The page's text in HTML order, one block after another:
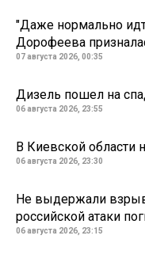
"Даже нормально
Дорофеева
07 августа 2026, 00:35
Дизель пошел на
06 августа 2026, 23:55
В Киевской области
06 августа 2026, 23:30
Не выдержали
российской атаки
06 августа 2026, 23:15